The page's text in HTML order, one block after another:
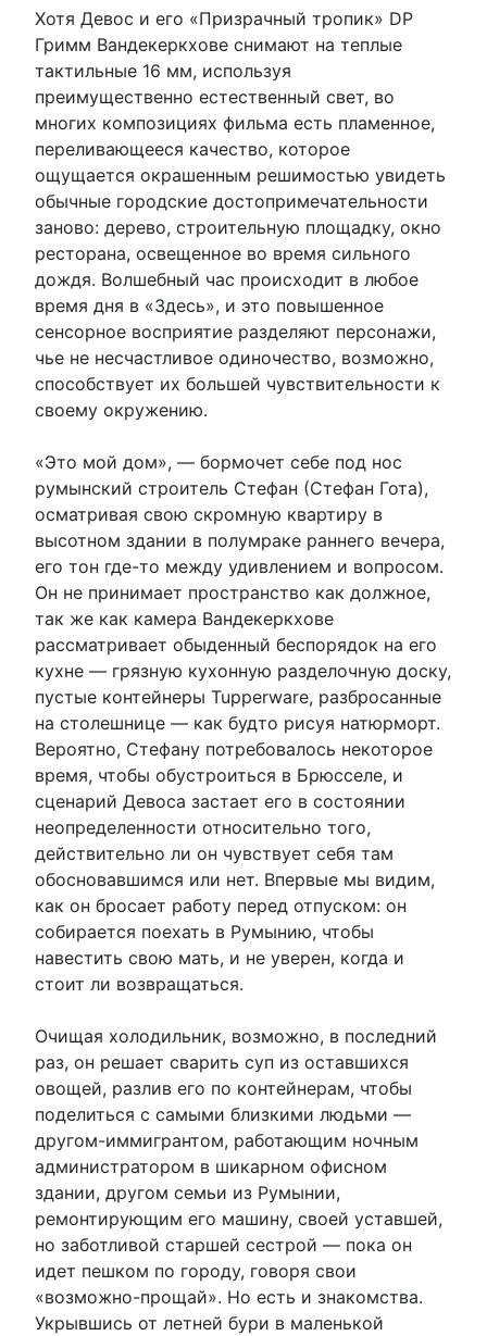
Хотя Девос и его «Призрачный тропик» DP
Гримм Вандекеркхове снимают на теплые
тактильные 16 мм, используя
преимущественно естественный свет, во
многих композициях фильма есть пламенное,
переливающееся качество, которое
ощущается окрашенным решимостью увидеть
обычные городские достопримечательности
заново: дерево, строительную площадку, окно
ресторана, освещенное во время сильного
дождя. Волшебный час происходит в любое
время дня в «Здесь», и это повышенное
сенсорное восприятие разделяют персонажи,
чье не несчастливое одиночество, возможно,
способствует их большей чувствительности к
своему окружению.
«Это мой дом», — бормочет себе под нос
румынский строитель Стефан (Стефан Гота),
осматривая свою скромную квартиру в
высотном здании в полумраке раннего вечера,
его тон где-то между удивлением и вопросом.
Он не принимает пространство как должное,
так же как камера Вандекеркхове
рассматривает обыденный беспорядок на его
кухне — грязную кухонную разделочную доску,
пустые контейнеры Tupperware, разбросанные
на столешнице — как будто рисуя натюрморт.
Вероятно, Стефану потребовалось некоторое
время, чтобы обустроиться в Брюсселе, и
сценарий Девоса застает его в состоянии
неопределенности относительно того,
действительно ли он чувствует себя там
обосновавшимся или нет. Впервые мы видим,
как он бросает работу перед отпуском: он
собирается поехать в Румынию, чтобы
навестить свою мать, и не уверен, когда и
стоит ли возвращаться.
Очищая холодильник, возможно, в последний
раз, он решает сварить суп из оставшихся
овощей, разлив его по контейнерам, чтобы
поделиться с самыми близкими людьми —
другом-иммигрантом, работающим ночным
администратором в шикарном офисном
здании, другом семьи из Румынии,
ремонтирующим его машину, своей уставшей,
но заботливой старшей сестрой — пока он
идет пешком по городу, говоря свои
«возможно-прощай». Но есть и знакомства.
Укрывшись от летней бури в маленькой